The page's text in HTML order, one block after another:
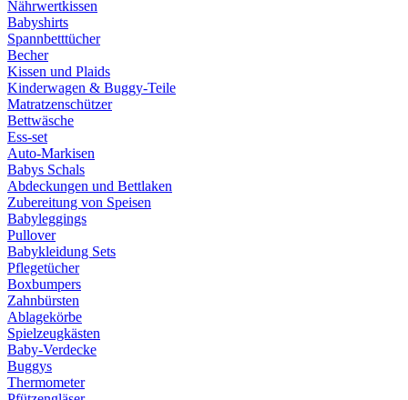
Nährwertkissen
Babyshirts
Spannbetttücher
Becher
Kissen und Plaids
Kinderwagen & Buggy-Teile
Matratzenschützer
Bettwäsche
Ess-set
Auto-Markisen
Babys Schals
Abdeckungen und Bettlaken
Zubereitung von Speisen
Babyleggings
Pullover
Babykleidung Sets
Pflegetücher
Boxbumpers
Zahnbürsten
Ablagekörbe
Spielzeugkästen
Baby-Verdecke
Buggys
Thermometer